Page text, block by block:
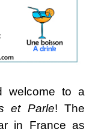
welcome to a
et Parle! The
in France as